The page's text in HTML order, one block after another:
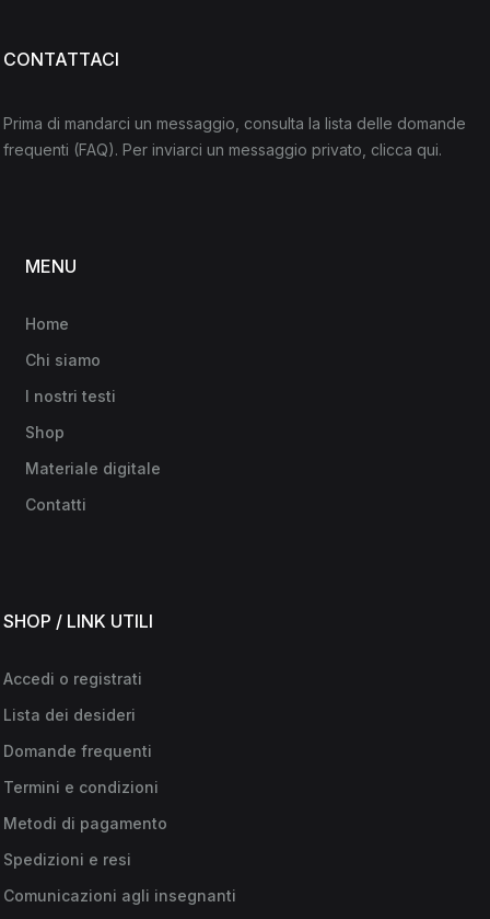
CONTATTACI
Prima di mandarci un messaggio, consulta la lista delle domande
frequenti (FAQ). Per inviarci un messaggio privato, clicca qui.
MENU
Home
Chi siamo
I nostri testi
Shop
Materiale digitale
Contatti
SHOP / LINK UTILI
Accedi o registrati
Lista dei desideri
Domande frequenti
Termini e condizioni
Metodi di pagamento
Spedizioni e resi
Comunicazioni agli insegnanti